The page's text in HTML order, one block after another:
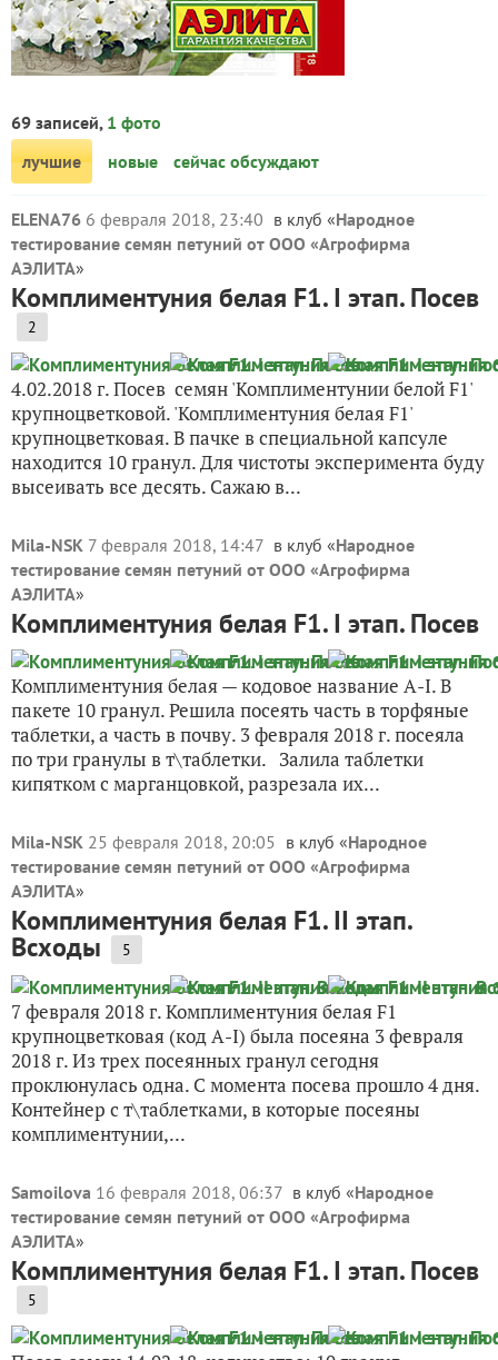
69 записей, 1 фото
лучшие
новые сейчас обсуждают
ELENA76 6 февраля 2018, 23:40 в клуб «Народное
тестирование семян петуний от ООО «Агрофирма
АЭЛИТА»
Комплиментуния белая F1. I этап. Посев
2
4.02.2018 г. Посев семян 'Комплиментунии белой F1'
крупноцветковой. 'Комплиментуния белая F1'
крупноцветковая. В пачке в специальной капсуле
находится 10 гранул. Для чистоты эксперимента буду
высеивать все десять. Сажаю в...
Mila-NSK 7 февраля 2018, 14:47 в клуб «Народное
тестирование семян петуний от ООО «Агрофирма
АЭЛИТА»
Комплиментуния белая F1. I этап. Посев
Комплиментуния белая — кодовое название А-I. В
пакете 10 гранул. Решила посеять часть в торфяные
таблетки, а часть в почву. 3 февраля 2018 г. посеяла
по три гранулы в т\таблетки. Залила таблетки
кипятком с марганцовкой, разрезала их...
Mila-NSK 25 февраля 2018, 20:05 в клуб «Народное
тестирование семян петуний от ООО «Агрофирма
АЭЛИТА»
Комплиментуния белая F1. II этап.
Всходы 5
7 февраля 2018 г. Комплиментуния белая F1
крупноцветковая (код А-I) была посеяна 3 февраля
2018 г. Из трех посеянных гранул сегодня
проклюнулась одна. С момента посева прошло 4 дня.
Контейнер с т\таблетками, в которые посеяны
комплиментунии,...
Samoilova 16 февраля 2018, 06:37 в клуб «Народное
тестирование семян петуний от ООО «Агрофирма
АЭЛИТА»
Комплиментуния белая F1. I этап. Посев
5